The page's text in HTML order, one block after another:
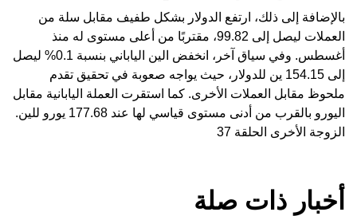
بالإضافة إلى ذلك، ارتفع الدولار بشكل طفيف مقابل سلة من
العملات ليصل إلى 99.82، مقتربًا من أعلى مستوى له منذ
أغسطس. وفي سياق آخر، انخفض الين الياباني بنسبة 0.1% ليصل
إلى 154.15 ين للدولار، حيث يواجه صعوبة في تحقيق تقدم
ملحوظ مقابل العملات الأخرى. كما استقرت العملة اليابانية مقابل
اليورو بالقرب من أدنى مستوى قياسي لها عند 177.68 يورو للين.
الزوجة الأخرى الحلقة 37
أخبار ذات صلة